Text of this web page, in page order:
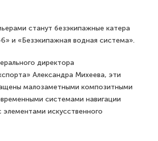
станут безэкипажные катера
и «Безэкипажная водная система».
директора
Александра Михеева, эти
малозаметными композитными
системами навигации
элементами искусственного